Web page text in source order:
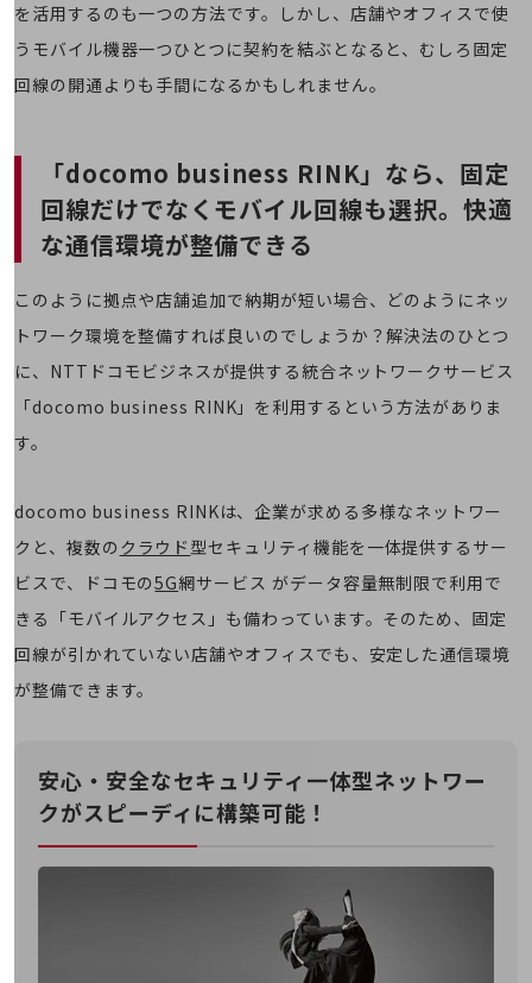
製造・建設業
キーワードで探す
法人向けスマホ・携帯に関する、
おすすめの機種、料金やサービスをご紹介
製品
製品TOP
タフネススマートフォン
ドコモケータイ
5G対応ホームルーター
IOT完了済みメーカーブランド製品
料金TOP
ドコモBiz データ無制限 ドコモ MAX ドコモ mini ドコモBiz かけ放題
データプラス
IoT向け回線料金
を活用するのも一つの方法です。しかし、店舗やオフィスで使
うモバイル機器一つひとつに契約を結ぶとなると、むしろ固定
回線の開通よりも手間になるかもしれません。
「docomo business RINK」なら、 固定
回線だけでなくモバイル回線も選択。 快適
な通信環境が整備できる
このように拠点や店舗追加で納期が短い場合、どのようにネッ
トワーク環境を整備すれば良いのでしょうか？解決法のひとつ
に、NTTドコモビジネスが提供する統合ネットワークサービス
「docomo business RINK」を利用するという方法がありま
す。
docomo business RINKは、企業が求める多様なネットワー
クと、複数の クラウド型セキュリティ機能を一体提供するサー
ビスで、ドコモの5G網サービス がデータ容量無制限で利用で
きる「モバイルアクセス」も備わっています。そのため、固定
回線が引かれていない店舗やオフィスでも、安定した通信環境
が整備できます。
安心・安全なセキュリティ一体型ネットワー
クがスピーディに構築可能！